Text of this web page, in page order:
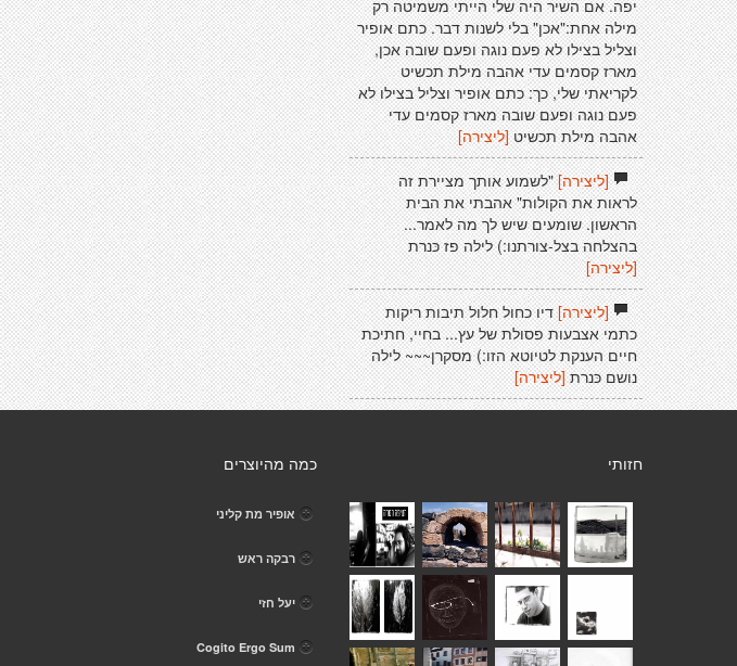
יפה. אם השיר היה שלי הייתי משמיטה רק
מילה אחת:"אכן" בלי לשנות דבר. כתם אופיר
וצליל בצילו לא פעם נוגה ופעם שובה אכן,
מארז קסמים עדי אהבה מילת תכשיט
לקריאתי שלי, כך: כתם אופיר וצליל בצילו לא
פעם נוגה ופעם שובה מארז קסמים עדי
אהבה מילת תכשיט[ליצירה]
[ליצירה]"לשמוע אותך מציירת זה
לראות את הקולות" אהבתי את הבית
הראשון. שומעים שיש לך מה לאמר...
בהצלחה בצל-צורתנו:) לילה פז כּנרת
[ליצירה]
[ליצירה]דיו כחול חלול תיבות ריקות
כתמי אצבעות פסולת של עץ... בחיי, חתיכת
חיים הענקת לטיוטא הזו:) מסקרן~~~ לילה
נושם כּנרת [ליצירה]
כמה מהיוצרים
אופיר מת קליני
רבקה ראש
יעל חזי
Cogito Ergo Sum
חזותי